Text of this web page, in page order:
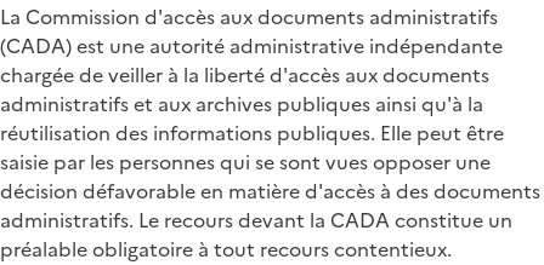
La Commission d'accès aux documents administratifs
(CADA) est une autorité administrative indépendante
chargée de veiller à la liberté d'accès aux documents
administratifs et aux archives publiques ainsi qu'à la
réutilisation des informations publiques. Elle peut être
saisie par les personnes qui se sont vues opposer une
décision défavorable en matière d'accès à des documents
administratifs. Le recours devant la CADA constitue un
préalable obligatoire à tout recours contentieux.